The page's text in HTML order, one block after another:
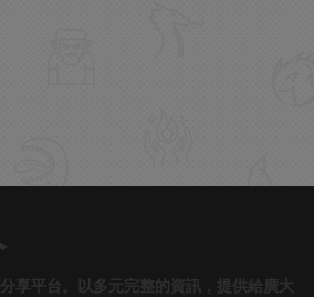
享平台。以多元完整的資訊，提供給廣大